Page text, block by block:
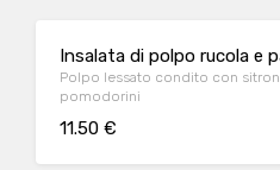
Insalata di polpo rucola e
Polpo lessato condito con sitronete
pomodorini
11.50 €